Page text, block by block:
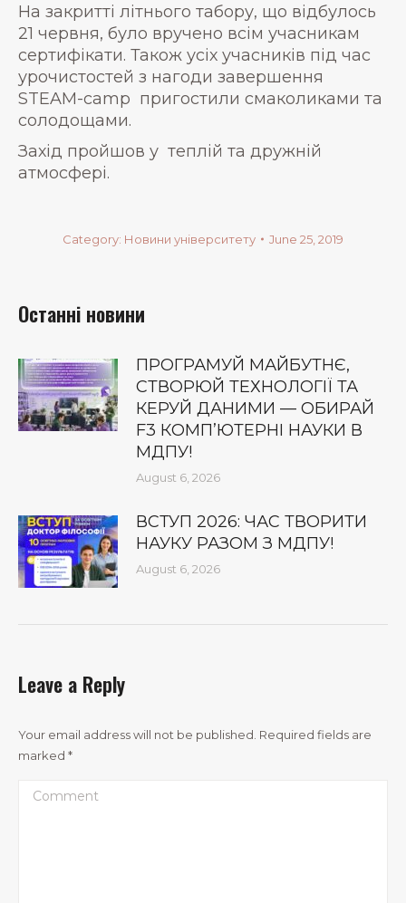
На закритті літнього табору, що відбулось
21 червня, було вручено всім учасникам
сертифікати. Також усіх учасників під час
урочистостей з нагоди завершення
STEAM-camp пригостили смаколиками та
солодощами.
Захід пройшов у теплій та дружній
атмосфері.
Category: Новини університету June 25, 2019
Останні новини
ПРОГРАМУЙ МАЙБУТНЄ,
СТВОРЮЙ ТЕХНОЛОГІЇ ТА
КЕРУЙ ДАНИМИ — ОБИРАЙ
F3 КОМП’ЮТЕРНІ НАУКИ В
МДПУ!
August 6, 2026
ВСТУП 2026: ЧАС ТВОРИТИ
НАУКУ РАЗОМ З МДПУ!
August 6, 2026
Leave a Reply
Your email address will not be published. Required fields are
marked *
Comment